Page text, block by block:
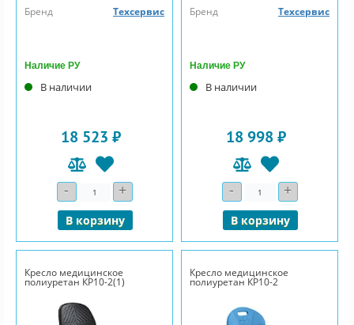
Бренд Техсервис
Наличие РУ
В наличии
18 523 ₽
- Количество+
В корзину
Бренд Техсервис
Наличие РУ
В наличии
18 998 ₽
- Количество+
В корзину
Кресло медицинское
полиуретан КР10-2(1)
Кресло медицинское
полиуретан КР10-2